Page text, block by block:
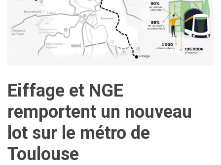
Eiffage et NGE
remportent un nouveau
lot sur le métro de
Toulouse